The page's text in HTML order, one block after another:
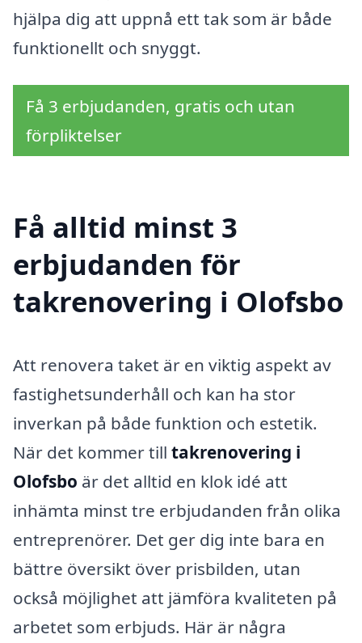
hjälpa dig att uppnå ett tak som är både
funktionellt och snyggt.
Få 3 erbjudanden, gratis och utan
förpliktelser
Få alltid minst 3
erbjudanden för
takrenovering i Olofsbo
Att renovera taket är en viktig aspekt av
fastighetsunderhåll och kan ha stor
inverkan på både funktion och estetik.
När det kommer till takrenovering i
Olofsbo är det alltid en klok idé att
inhämta minst tre erbjudanden från olika
entreprenörer. Det ger dig inte bara en
bättre översikt över prisbilden, utan
också möjlighet att jämföra kvaliteten på
arbetet som erbjuds. Här är några